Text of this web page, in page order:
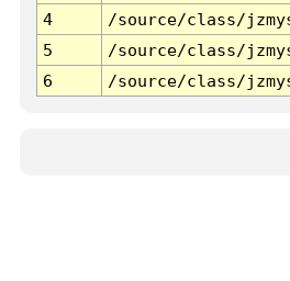
4
/source/class/
5
/source/class/
6
/source/class/